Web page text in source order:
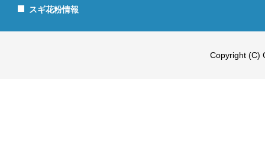
スギ花粉情報
Copyright (C)